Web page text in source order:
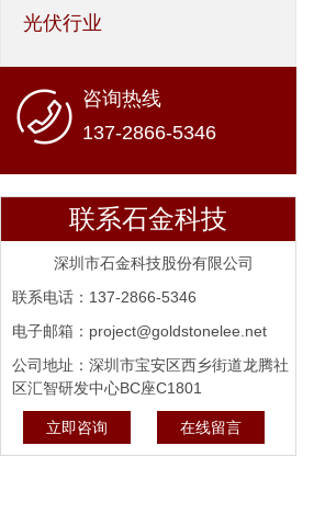
光伏行业
咨询热线
137-2866-5346
联系石金科技
深圳市石金科技股份有限公司
联系电话：137-2866-5346
电子邮箱：project@goldstonelee.net
公司地址：深圳市宝安区西乡街道龙腾社
区汇智研发中心BC座C1801
立即咨询 在线留言